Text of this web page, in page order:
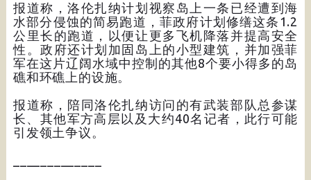
报道称，洛伦扎纳计划视察岛上一条已经遭到海
水部分侵蚀的简易跑道，菲政府计划修缮这条1.2
公里长的跑道，以便让更多飞机降落并提高安全
性。政府还计划加固岛上的小型建筑，并加强菲
军在这片辽阔水域中控制的其他8个要小得多的岛
礁和环礁上的设施。
报道称，陪同洛伦扎纳访问的有武装部队总参谋
长、其他军方高层以及大约40名记者，此行可能
引发领土争议。